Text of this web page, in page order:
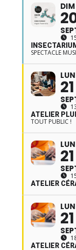
DIM
SPECTACLE
LUN
21
ATELIER
TOUT PUBLIC !
LUN
21
ATELIER
LUN
21
ATELIER